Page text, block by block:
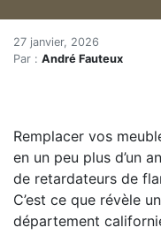
Accueil
Articles
Nouveau
27 janvier, 2026
Par : André Fauteux
Remplacer vos
en un peu plus d’un
de retardateurs de
C’est ce que révèle
département